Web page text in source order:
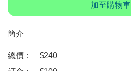
加至購物車
簡介
總價：　$240